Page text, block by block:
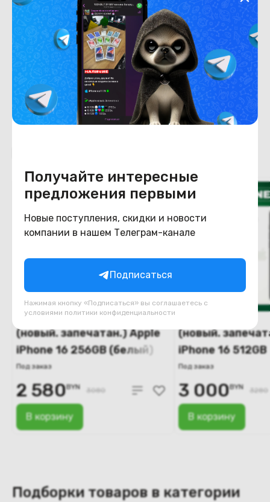
Получайте интересные
предложения первыми
Новые поступления, скидки и новости
компании в нашем Телеграм-канале
Подписаться
Нажимая кнопку «Подписаться» вы соглашаетесь с
условиями политики конфиденциальности
Степень износа
Конструкция
Цвет бирюзовый
(новый. запечатан.) Apple
iPhone 16 256GB (белый)
Под заказ
В корзину
2 580BYN 3080
(новый.
iPhone 16
Под заказ
В корзину
3 000BYN 3280
Подборки товаров в категории